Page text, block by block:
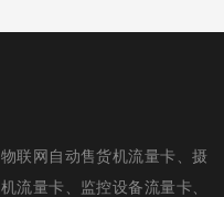
联网自动售货机流量卡、摄
流量卡、监控设备流量卡、